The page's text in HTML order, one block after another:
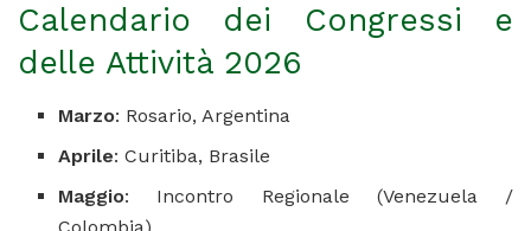
Calendario dei Congressi e
delle Attività 2026
Marzo: Rosario, Argentina
Aprile: Curitiba, Brasile
Maggio: Incontro Regionale (Venezuela /